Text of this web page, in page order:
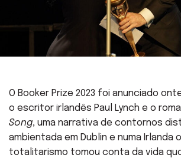
O Booker Prize 2023 foi anunciado
o escritor irlandês Paul Lynch e o
Song, uma narrativa de contornos
ambientada em Dublin e numa Irlanda
totalitarismo tomou conta da vida